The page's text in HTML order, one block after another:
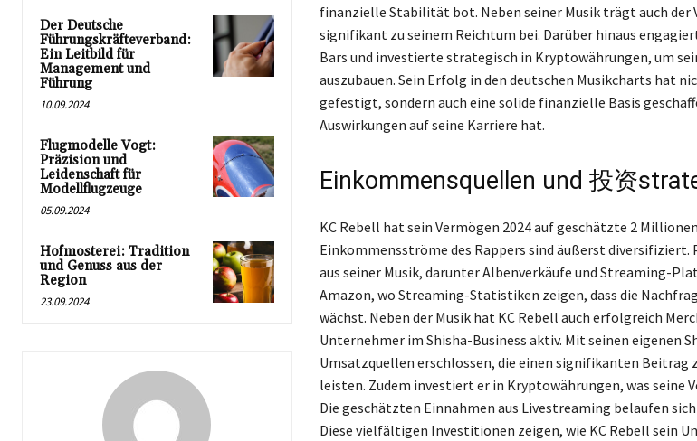
Der Deutsche
Führungskräfteverband:
Ein Leitbild für
Management und
Führung
10.09.2024
Flugmodelle Vogt:
Präzision und
Leidenschaft für
Modellflugzeuge
05.09.2024
Hofmosterei: Tradition
und Genuss aus der
Region
23.09.2024
finanzielle Stabilität bot. Neben seiner Musik trägt auch der
signifikant zu seinem Reichtum bei. Darüber hinaus
Bars und investierte strategisch in Kryptowährungen, um
auszubauen. Sein Erfolg in den deutschen Musikcharts hat
gefestigt, sondern auch eine solide finanzielle Basis
Auswirkungen auf seine Karriere hat.
Einkommensquellen und 投资
KC Rebell hat sein Vermögen 2024 auf geschätzte 2
Einkommensströme des Rappers sind äußerst
aus seiner Musik, darunter Albenverkäufe und Streaming-
Amazon, wo Streaming-Statistiken zeigen, dass die
wächst. Neben der Musik hat KC Rebell auch erfolgreich
Unternehmer im Shisha-Business aktiv. Mit seinen eigenen
Umsatzquellen erschlossen, die einen signifikanten Beitrag
leisten. Zudem investiert er in Kryptowährungen, was seine
Die geschätzten Einnahmen aus Livestreaming belaufen
Diese vielfältigen Investitionen zeigen, wie KC Rebell sein